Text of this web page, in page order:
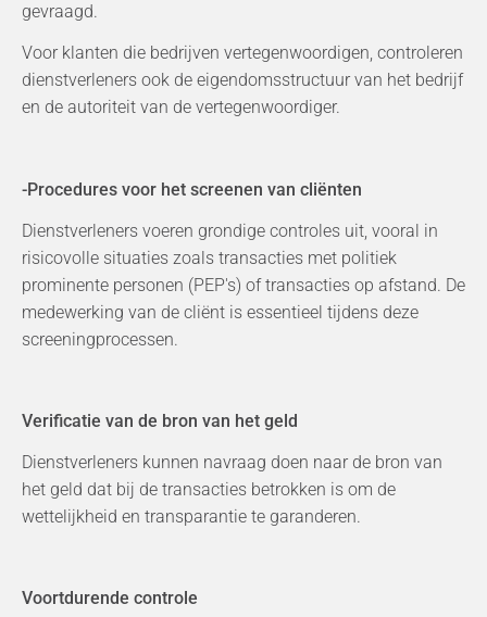
gevraagd.
Voor klanten die bedrijven vertegenwoordigen, controleren
dienstverleners ook de eigendomsstructuur van het bedrijf
en de autoriteit van de vertegenwoordiger.
-Procedures voor het screenen van cliënten
Dienstverleners voeren grondige controles uit, vooral in
risicovolle situaties zoals transacties met politiek
prominente personen (PEP's) of transacties op afstand. De
medewerking van de cliënt is essentieel tijdens deze
screeningprocessen.
Verificatie van de bron van het geld
Dienstverleners kunnen navraag doen naar de bron van
het geld dat bij de transacties betrokken is om de
wettelijkheid en transparantie te garanderen.
Voortdurende controle